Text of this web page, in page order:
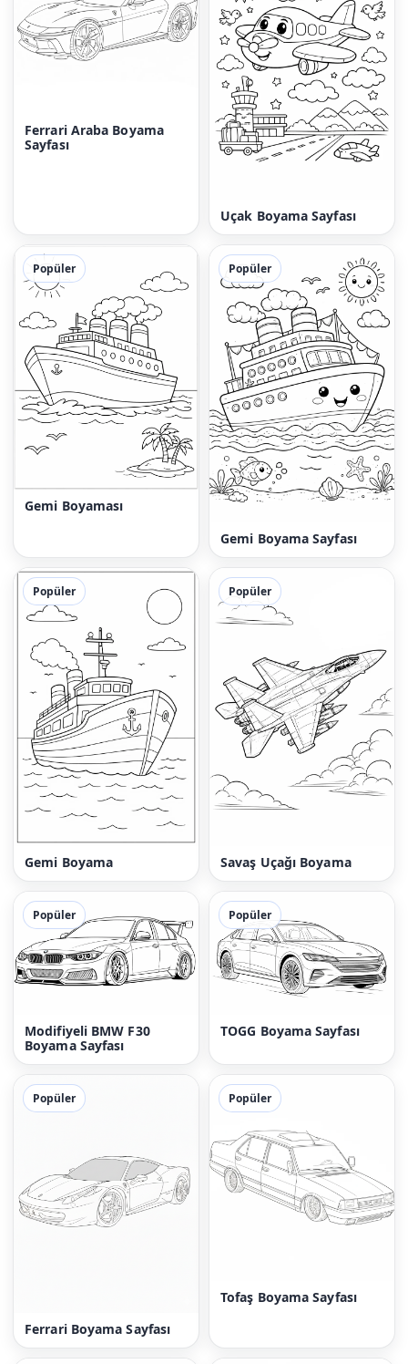
Ferrari Araba Boyama
Sayfası
Uçak Boyama Sayfası
Popüler
Gemi Boyaması
Popüler
Gemi Boyama Sayfası
Popüler
Gemi Boyama
Popüler
Savaş Uçağı Boyama
Popüler
Modifiyeli BMW F30
Boyama Sayfası
Popüler
TOGG Boyama Sayfası
Popüler
Ferrari Boyama Sayfası
Popüler
Tofaş Boyama Sayfası